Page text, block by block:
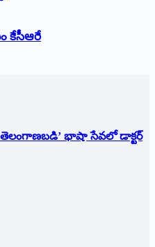
కేసీఆరే
భాషా సేవలో డాక్టర్